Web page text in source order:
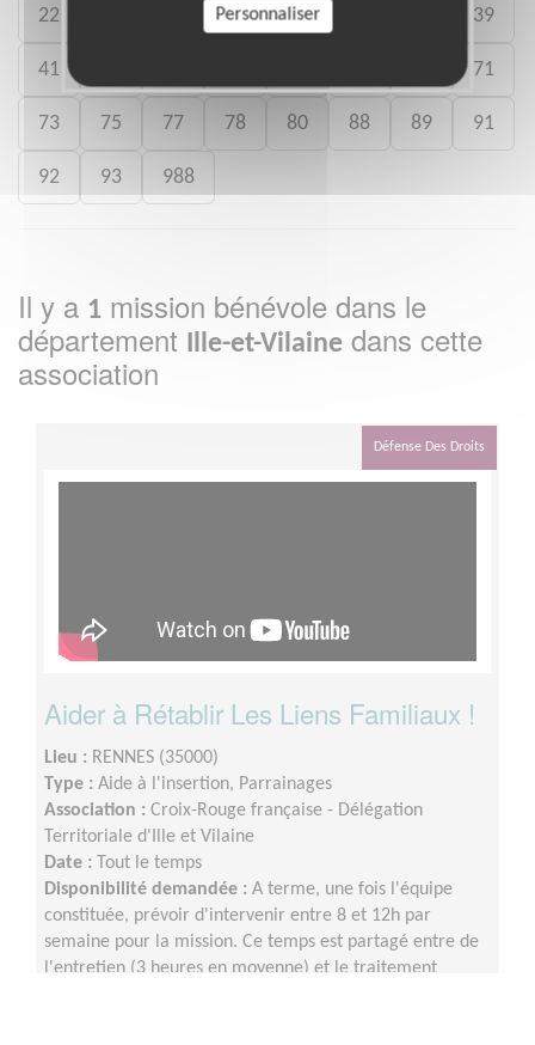
22 29 33 39
41 71
73 75 77 78 80 88 89 91
92 93 988
Il y a 1 mission bénévole dans le
département Ille-et-Vilaine dans cette
association
Défense Des Droits
Aider à Rétablir Les Liens Familiaux !
Lieu : RENNES (35000)
Type : Aide à l'insertion, Parrainages
Association : Croix-Rouge française - Délégation
Territoriale d'Ille et Vilaine
Date : Tout le temps
Disponibilité demandée : A terme, une fois l'équipe
constituée, prévoir d'intervenir entre 8 et 12h par
semaine pour la mission. Ce temps est partagé entre de
l'entretien (3 heures en moyenne) et le traitement
Personnaliser